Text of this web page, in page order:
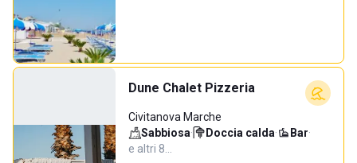
Dune Chalet Pizzeria
Civitanova Marche
Sabbiosa· Doccia calda· Bar·
e altri 8…